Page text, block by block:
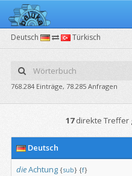
Deutsch Türkisch
768.284 Einträge, 78.285 Anfragen
17direkte Treffer
Deutsch
dieAchtung {sub} {f}